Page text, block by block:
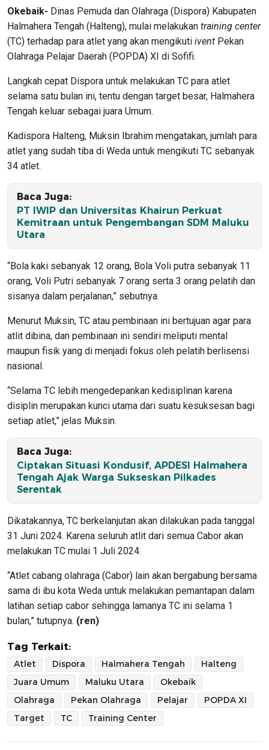
Okebaik- Dinas Pemuda dan Olahraga (Dispora) Kabupaten
Halmahera Tengah (Halteng), mulai melakukan training center
(TC) terhadap para atlet yang akan mengikuti ivent Pekan
Olahraga Pelajar Daerah (POPDA) XI di Sofifi.
Langkah cepat Dispora untuk melakukan TC para atlet
selama satu bulan ini, tentu dengan target besar, Halmahera
Tengah keluar sebagai juara Umum.
Kadispora Halteng, Muksin Ibrahim mengatakan, jumlah para
atlet yang sudah tiba di Weda untuk mengikuti TC sebanyak
34 atlet.
Baca Juga:
PT IWIP dan Universitas Khairun Perkuat
Kemitraan untuk Pengembangan SDM Maluku
Utara
“Bola kaki sebanyak 12 orang, Bola Voli putra sebanyak 11
orang, Voli Putri sebanyak 7 orang serta 3 orang pelatih dan
sisanya dalam perjalanan,” sebutnya.
Menurut Muksin, TC atau pembinaan ini bertujuan agar para
atlit dibina, dan pembinaan ini sendiri meliputi mental
maupun fisik yang di menjadi fokus oleh pelatih berlisensi
nasional.
“Selama TC lebih mengedepankan kedisiplinan karena
disiplin merupakan kunci utama dari suatu kesuksesan bagi
setiap atlet,” jelas Muksin.
Baca Juga:
Ciptakan Situasi Kondusif, APDESI Halmahera
Tengah Ajak Warga Sukseskan Pilkades
Serentak
Dikatakannya, TC berkelanjutan akan dilakukan pada tanggal
31 Juni 2024. Karena seluruh atlit dari semua Cabor akan
melakukan TC mulai 1 Juli 2024.
“Atlet cabang olahraga (Cabor) lain akan bergabung bersama
sama di ibu kota Weda untuk melakukan pemantapan dalam
latihan setiap cabor sehingga lamanya TC ini selama 1
bulan,” tutupnya. (ren)
Tag Terkait:
Atlet Dispora Halmahera Tengah
Halteng
Juara Umum
Maluku Utara
Okebaik
Olahraga
Pekan Olahraga Pelajar
POPDA XI
Target
TC Training Center